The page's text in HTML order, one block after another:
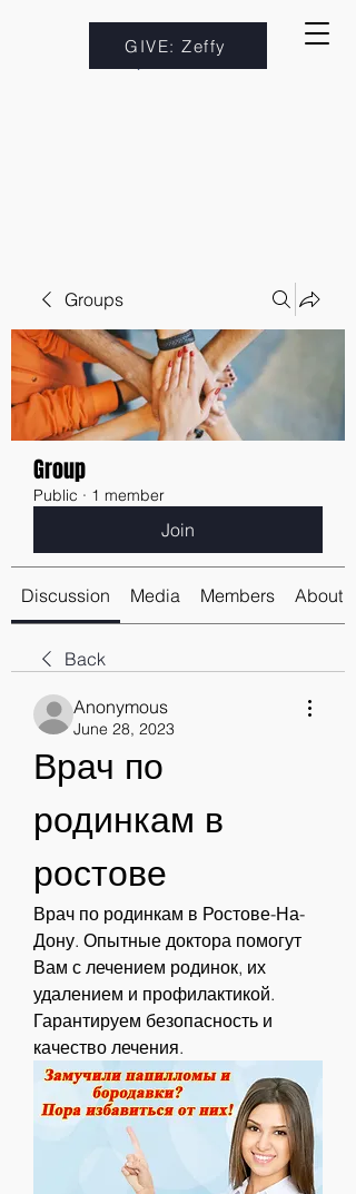
GIVE: Zeffy
Groups
Group
Public · 1 member
Join
Discussion Media Members About
Back
Anonymous
June 28, 2023
Врач по
родинкам в
ростове
Врач по родинкам в Ростове-На-
Дону. Опытные доктора помогут
Вам с лечением родинок, их
удалением и профилактикой.
Гарантируем безопасность и
качество лечения.